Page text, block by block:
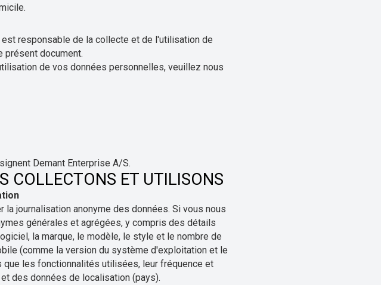
responsable de la collecte et de l'utilisation de
présent document.
de vos données personnelles, veuillez nous
Demant Enterprise A/S.
COLLECTONS ET UTILISONS
journalisation anonyme des données. Si vous nous
générales et agrégées, y compris des détails
la marque, le modèle, le style et le nombre de
(comme la version du système d'exploitation et le
les fonctionnalités utilisées, leur fréquence et
des données de localisation (pays).